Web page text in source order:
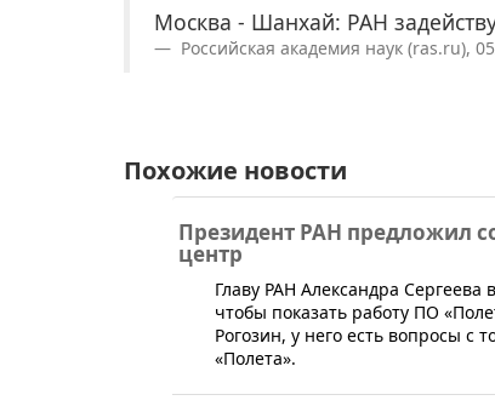
Москва - Шанхай: РАН
Российская академия наук (ras.ru),
Похожие новости
Президент РАН предложил
центр
​Главу РАН Александра
чтобы показать работу ПО
Рогозин, у него есть вопросы с
«Полета».